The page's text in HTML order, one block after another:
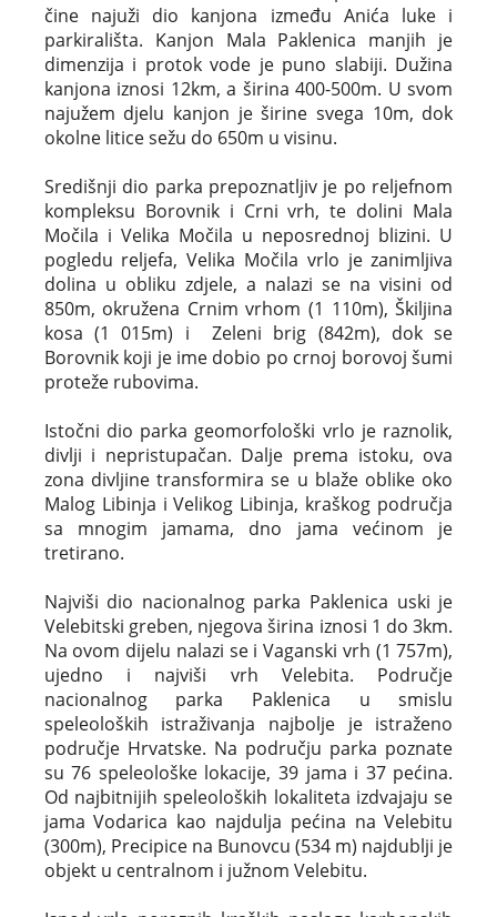
čine najuži dio kanjona između Anića luke i
parkirališta. Kanjon Mala Paklenica manjih je
dimenzija i protok vode je puno slabiji. Dužina
kanjona iznosi 12km, a širina 400-500m. U svom
najužem djelu kanjon je širine svega 10m, dok
okolne litice sežu do 650m u visinu.
Središnji dio parka prepoznatljiv je po reljefnom
kompleksu Borovnik i Crni vrh, te dolini Mala
Močila i Velika Močila u neposrednoj blizini. U
pogledu reljefa, Velika Močila vrlo je zanimljiva
dolina u obliku zdjele, a nalazi se na visini od
850m, okružena Crnim vrhom (1 110m), Škiljina
kosa (1 015m) i Zeleni brig (842m), dok se
Borovnik koji je ime dobio po crnoj borovoj šumi
proteže rubovima.
Istočni dio parka geomorfološki vrlo je raznolik,
divlji i nepristupačan. Dalje prema istoku, ova
zona divljine transformira se u blaže oblike oko
Malog Libinja i Velikog Libinja, kraškog područja
sa mnogim jamama, dno jama većinom je
tretirano.
Najviši dio nacionalnog parka Paklenica uski je
Velebitski greben, njegova širina iznosi 1 do 3km.
Na ovom dijelu nalazi se i Vaganski vrh (1 757m),
ujedno i najviši vrh Velebita. Područje
nacionalnog parka Paklenica u smislu
speleoloških istraživanja najbolje je istraženo
područje Hrvatske. Na području parka poznate
su 76 speleološke lokacije, 39 jama i 37 pećina.
Od najbitnijih speleoloških lokaliteta izdvajaju se
jama Vodarica kao najdulja pećina na Velebitu
(300m), Precipice na Bunovcu (534 m) najdublji je
objekt u centralnom i južnom Velebitu.